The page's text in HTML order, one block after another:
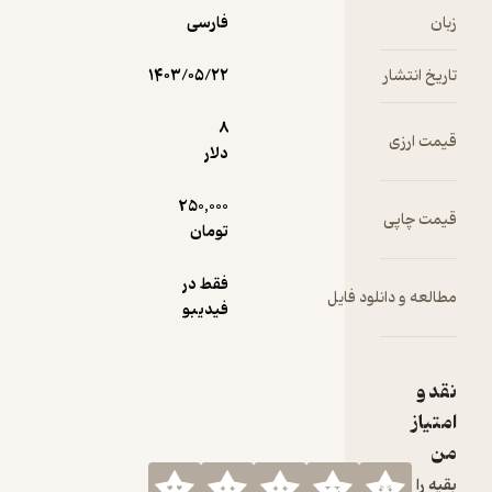
سومین جلد
سقوط
زبان فارسی
تاریخ انتشار ۱۴۰۳/۰۵/۲۲
قیمت ارزی
دلار
قیمت چاپی
250,000
تومان
مطالعه و دانلود فایل
فقط در
فیدیبو
نقد و
امتیاز
من
بقیه را